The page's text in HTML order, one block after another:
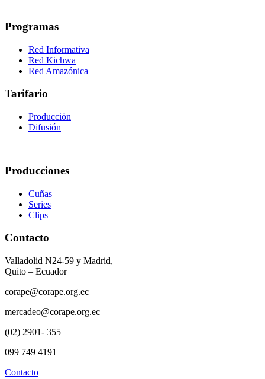
Programas
Red Informativa
Red Kichwa
Red Amazónica
Tarifario
Producción
Difusión
Producciones
Cuñas
Series
Clips
Contacto
Valladolid N24-59 y Madrid,
Quito – Ecuador
corape@corape.org.ec
mercadeo@corape.org.ec
(02) 2901- 355
099 749 4191
Contacto